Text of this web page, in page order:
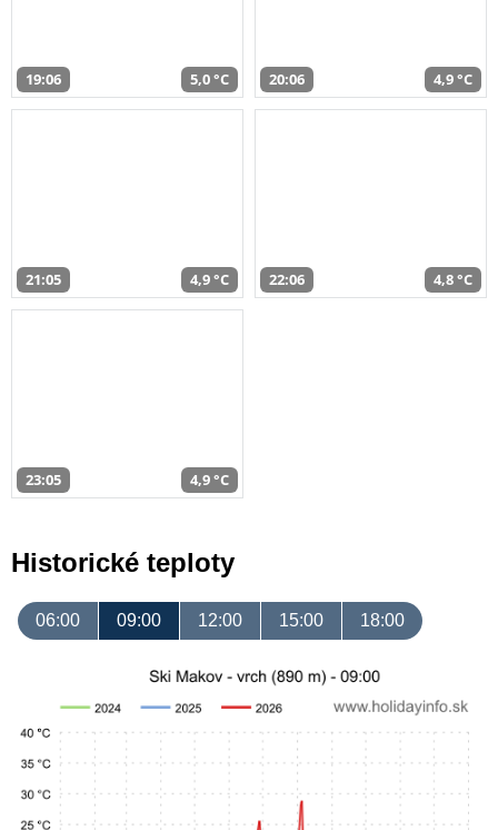
19:06 5,0 °C 20:06 4,9 °C
21:05 4,9 °C 22:06 4,8 °C
23:05 4,9 °C
Historické teploty
06:00 09:00 12:00 15:00 18:00